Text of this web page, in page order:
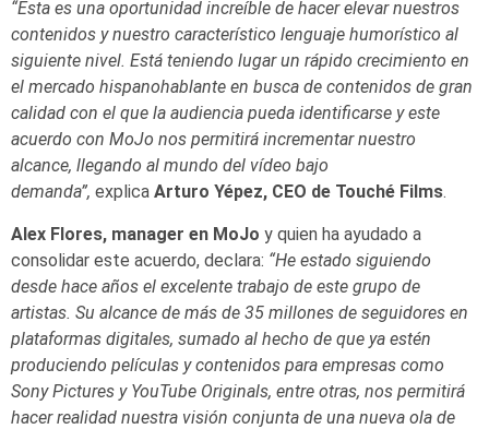
“Esta es una oportunidad increíble de hacer elevar nuestros
contenidos y nuestro característico lenguaje humorístico al
siguiente nivel. Está teniendo lugar un rápido crecimiento en
el mercado hispanohablante en busca de contenidos de gran
calidad con el que la audiencia pueda identificarse y este
acuerdo con MoJo nos permitirá incrementar nuestro
alcance, llegando al mundo del vídeo bajo
demanda”, explica Arturo Yépez, CEO de Touché Films.
Alex Flores, manager en MoJo y quien ha ayudado a
consolidar este acuerdo, declara: “He estado siguiendo
desde hace años el excelente trabajo de este grupo de
artistas. Su alcance de más de 35 millones de seguidores en
plataformas digitales, sumado al hecho de que ya estén
produciendo películas y contenidos para empresas como
Sony Pictures y YouTube Originals, entre otras, nos permitirá
hacer realidad nuestra visión conjunta de una nueva ola de